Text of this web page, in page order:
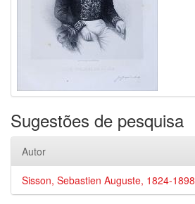
Sugestões de pesquisa
Autor
Sisson, Sebastien Auguste, 1824-1898